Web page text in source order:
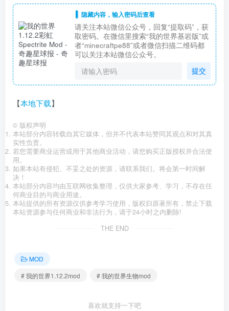
隐藏内容，输入密码后查看
请关注本站微信公众号，回复“提取码”，获
取密码。在微信里搜索“我的世界基岩版”或
者“minecraftpe88”或者微信扫描二维码都
可以关注本站微信公众号。
提交
【本地下载】
© 版权声明
本站部分内容转载自其它媒体，但并不代表本站赞同其观点和对其真
实性负责。
若您需要商业运营或用于其他商业活动，请您购买正版授权并合法使
用。
如果本站有侵犯、不妥之处的资源，请联系我们。将会第一时间解
决！
本站部分内容均由互联网收集整理，仅供大家参考、学习，不存在任
何商业目的与商业用途。
本站提供的所有资源仅供参考学习使用，版权归原著所有，禁止下载
本站资源参与任何商业和非法行为，请于24小时之内删除!
THE END
MOD
# 我的世界1.12.2mod
# 我的世界生物mod
喜欢就支持一下吧